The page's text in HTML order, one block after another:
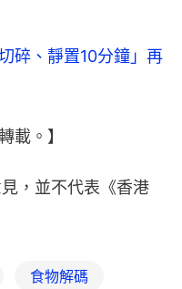
碎、靜置10分鐘」再
載。】
，並不代表《香港
食物解碼